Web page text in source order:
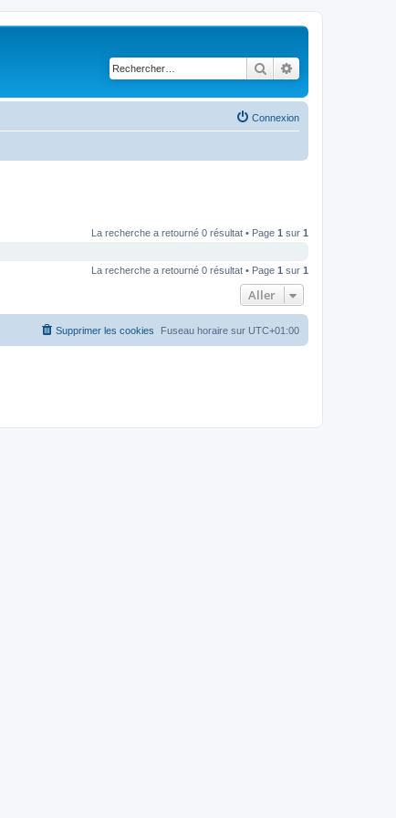
Rechercher
Connexion
La recherche a retourné 0 résultat • Page 1 sur 1
La recherche a retourné 0 résultat • Page 1 sur 1
Aller
Fuseau horaire sur UTC+01:00
Supprimer les cookies